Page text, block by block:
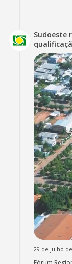
Sudoeste
29 de julho